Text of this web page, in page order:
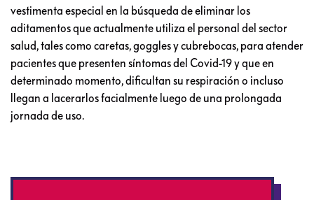
vestimenta especial en la búsqueda de eliminar los
aditamentos que actualmente utiliza el personal del sector
salud, tales como caretas, goggles y cubrebocas, para atender
pacientes que presenten síntomas del Covid-19 y que en
determinado momento, dificultan su respiración o incluso
llegan a lacerarlos facialmente luego de una prolongada
jornada de uso.